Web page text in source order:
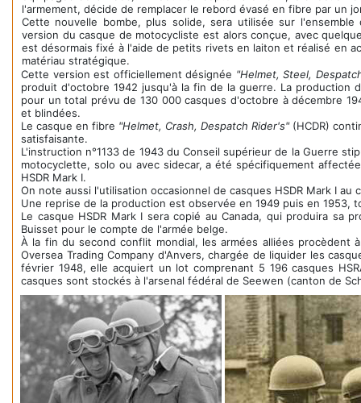
l'armement, décide de remplacer le rebord évasé en fibre par un
Cette nouvelle bombe, plus solide, sera utilisée sur
version du casque de motocycliste est alors conçue, avec
est désormais fixé à l'aide de petits rivets en laiton et réalisé en
matériau stratégique.
Cette version est officiellement désignée "Helmet, Steel,
produit d'octobre 1942 jusqu'à la fin de la guerre. La production
pour un total prévu de 130 000 casques d'octobre à décembre
et blindées.
Le casque en fibre "Helmet, Crash, Despatch Rider's"(HCDR)
satisfaisante.
L'instruction n°1133 de 1943 du Conseil supérieur de la Guerre
motocyclette, solo ou avec sidecar, a été spécifiquement
HSDR Mark I.
On note aussi l'utilisation occasionnel de casques HSDR Mark I
Une reprise de la production est observée en 1949 puis en 1953,
Le casque HSDR Mark I sera copié au Canada, qui produira
Buisset pour le compte de l'armée belge.
À la fin du second conflit mondial, les armées alliées
Oversea Trading Company d'Anvers, chargée de liquider les
février 1948, elle acquiert un lot comprenant 5 196 casques
casques sont stockés à l'arsenal fédéral de Seewen (canton de